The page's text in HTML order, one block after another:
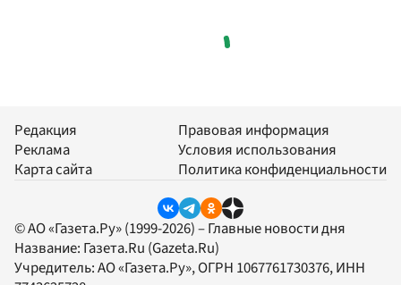
Редакция
Реклама
Карта сайта
Правовая информация
Условия использования
Политика конфиденциальности
© АО «Газета.Ру» (1999-2026) – Главные новости дня
Название: Газета.Ru (Gazeta.Ru)
Учредитель:АО «Газета.Ру», ОГРН 1067761730376, ИНН